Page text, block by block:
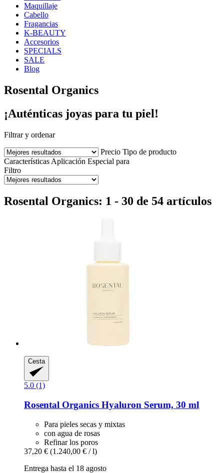
Maquillaje
Cabello
Fragancias
K-BEAUTY
Accesorios
SPECIALS
SALE
Blog
Rosental Organics
¡Auténticas joyas para tu piel!
Filtrar y ordenar
Precio Tipo de producto
Características Aplicación Especial para
Filtro
Rosental Organics: 1 - 30 de 54 artículos
Cesta
5.0 (1)
Rosental Organics Hyaluron Serum, 30 ml
Para pieles secas y mixtas
con agua de rosas
Refinar los poros
37,20 € (1.240,00 € / l)
Entrega hasta el 18 agosto